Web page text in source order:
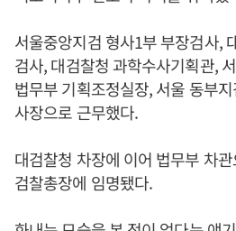
서울중앙지검 형사1부 부장검사,
검사, 대검찰청 과학수사기획관,
법무부 기획조정실장, 서울 동부
사장으로 근무했다.
대검찰청 차장에 이어 법무부 차
검찰총장에 임명됐다.